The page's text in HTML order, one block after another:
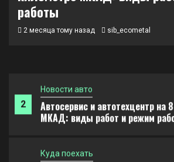
2
Новости авто
Автосервис и автотехцентр на
МКАД: виды работ и режим
Куда поехать
работы
2 месяца тому назад sib_ecometal